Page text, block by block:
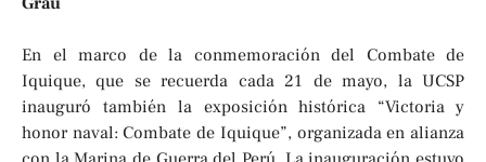
En el marco de la conmemoración del Combate de
Iquique, que se recuerda cada 21 de mayo, la UCSP
inauguró también la exposición histórica “Victoria y
honor naval: Combate de Iquique”, organizada en alianza